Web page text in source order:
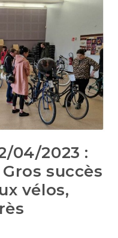
04/2023 :
succès
vélos,